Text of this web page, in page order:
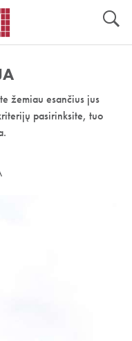
žemiau esančius jus
pasirinksite, tuo